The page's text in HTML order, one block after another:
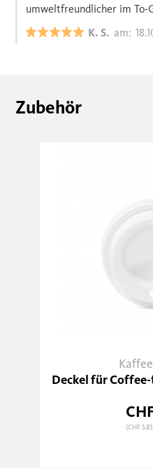
K. S. am:
umweltfreundlicher im To-
Zubehör
Deckel für
(CHF 5.85